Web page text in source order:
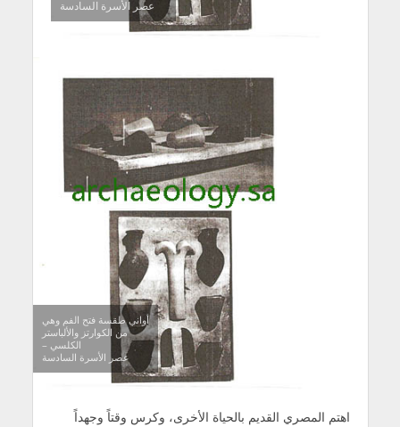
عصر الأسرة السادسة
أواني طقسة فتح الفم وهي
من الكوارتز والألباستر
الكلسي –
عصر الأسرة السادسة
اهتم المصري القديم بالحياة الأخرى، وكرس وقتاً وجهداً